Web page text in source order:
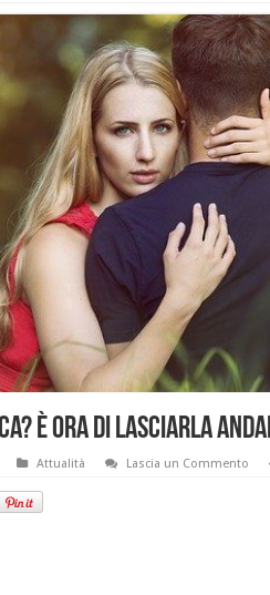
È ora di lasciarla
Attualità Lascia un Commento